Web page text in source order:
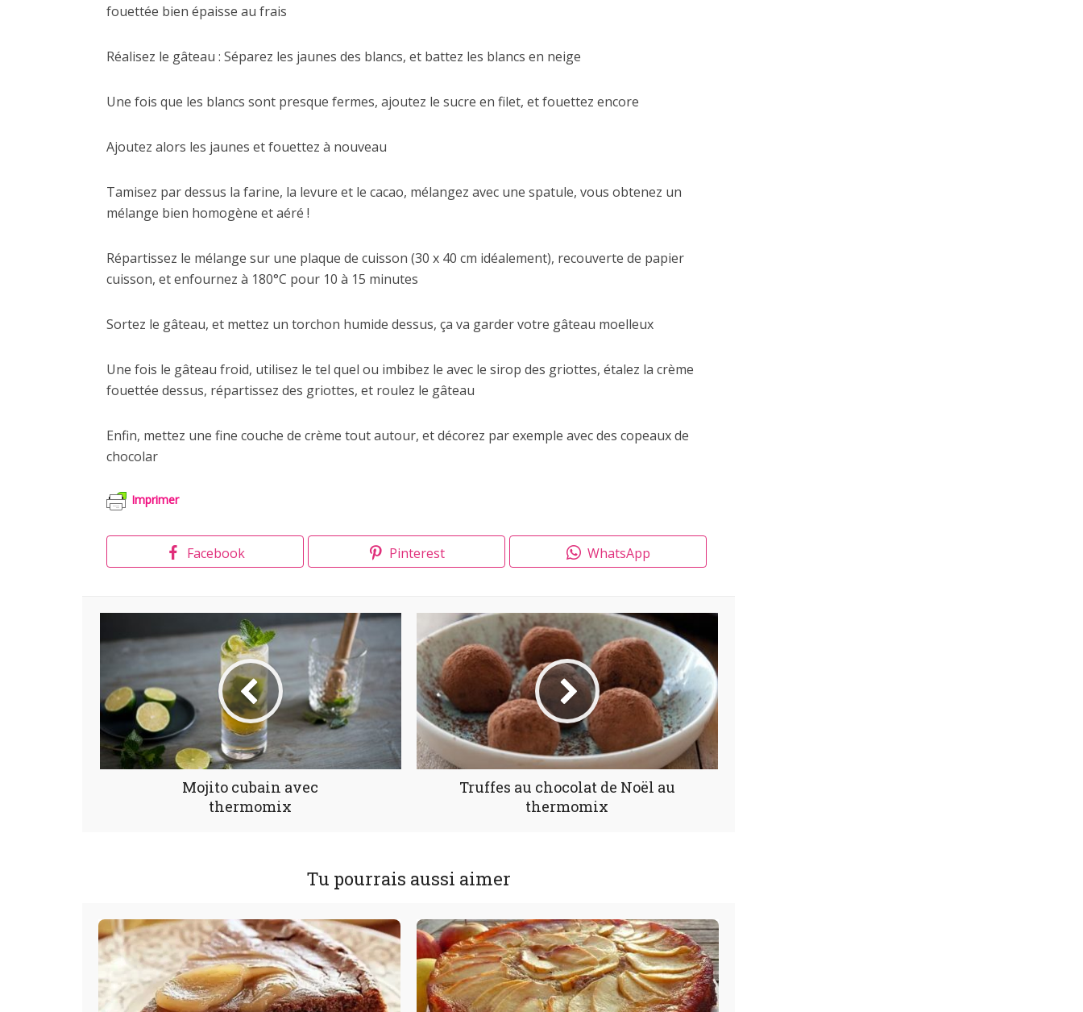
fouettée bien épaisse au frais
Réalisez le gâteau : Séparez les jaunes des blancs, et battez les blancs en neige
Une fois que les blancs sont presque fermes, ajoutez le sucre en filet, et fouettez encore
Ajoutez alors les jaunes et fouettez à nouveau
Tamisez par dessus la farine, la levure et le cacao, mélangez avec une spatule, vous obtenez un
mélange bien homogène et aéré !
Répartissez le mélange sur une plaque de cuisson (30 x 40 cm idéalement), recouverte de papier
cuisson, et enfournez à 180°C pour 10 à 15 minutes
Sortez le gâteau, et mettez un torchon humide dessus, ça va garder votre gâteau moelleux
Une fois le gâteau froid, utilisez le tel quel ou imbibez le avec le sirop des griottes, étalez la crème
fouettée dessus, répartissez des griottes, et roulez le gâteau
Enfin, mettez une fine couche de crème tout autour, et décorez par exemple avec des copeaux de
chocolar
Imprimer
Facebook Pinterest WhatsApp
Mojito cubain avec
thermomix
Truffes au chocolat de Noël au
thermomix
Tu pourrais aussi aimer